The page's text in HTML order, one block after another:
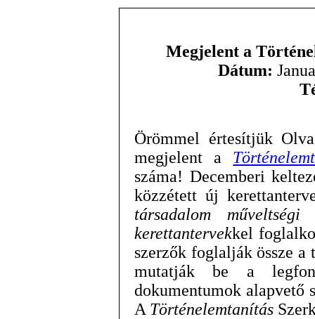
Megjelent a
Dátum:
Örömmel értesítjük
megjelent a
száma! Decemberi
közzétett új
társadalom
kerettantervekkel
szerzők foglalják össze
mutatják be a
dokumentumok alapvető
A Történelemtanítás